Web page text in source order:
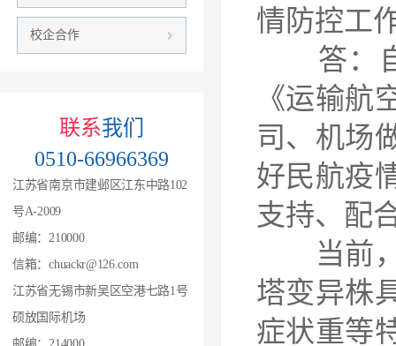
校企合作
联系我们
0510-66966369
江苏省南京市建邺区江东中路102
号A-2009
邮编：210000
信箱：chuackr@126.com
江苏省无锡市新吴区空港七路1号
硕放国际机场
情防控工
答：自
《运输航
司、机场
好民航疫
支持、配
当前，
塔变异株
症状重等